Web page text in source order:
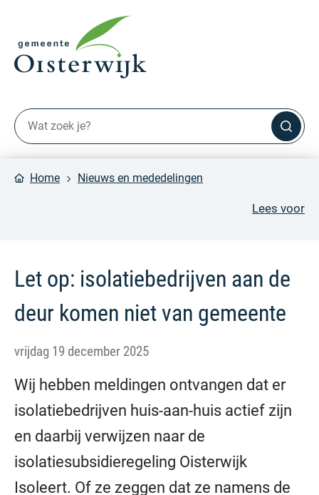
Home Nieuws en mededelingen
Lees voor
Let op: isolatiebedrijven aan de
deur komen niet van gemeente
vrijdag 19 december 2025
Wij hebben meldingen ontvangen dat er
isolatiebedrijven huis-aan-huis actief zijn
en daarbij verwijzen naar de
isolatiesubsidieregeling Oisterwijk
Isoleert. Of ze zeggen dat ze namens de